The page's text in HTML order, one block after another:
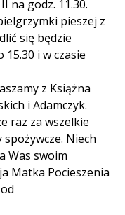
na godz. 11.30.
pieszej z
się będzie
i w czasie
z Książna
i Adamczyk.
raz za wszelkie
Niech
Was swoim
Matka Pocieszenia